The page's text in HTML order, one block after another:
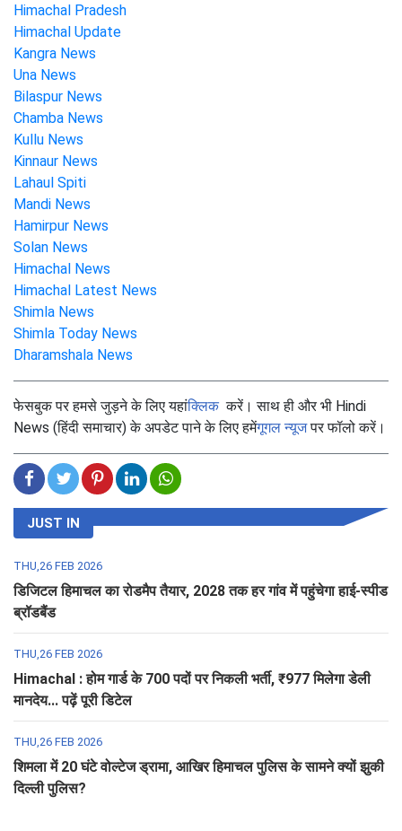
Himachal Pradesh
Himachal Update
Kangra News
Una News
Bilaspur News
Chamba News
Kullu News
Kinnaur News
Lahaul Spiti
Mandi News
Hamirpur News
Solan News
Himachal News
Himachal Latest News
Shimla News
Shimla Today News
Dharamshala News
फेसबुक पर हमसे जुड़ने के लिए यहांक्लिककरें। साथ ही और भी Hindi
News (हिंदी समाचार) के अपडेट पाने के लिए हमेंगूगल न्यूजपर फॉलो करें।
JUST IN
THU,26 FEB 2026
डिजिटल हिमाचल का रोडमैप तैयार, 2028 तक हर गांव में पहुंचेगा हाई-स्पीड
ब्रॉडबैंड
THU,26 FEB 2026
Himachal : होम गार्ड के 700 पदों पर निकली भर्ती, ₹977 मिलेगा डेली
मानदेय... पढ़ें पूरी डिटेल
THU,26 FEB 2026
शिमला में 20 घंटे वोल्टेज ड्रामा, आखिर हिमाचल पुलिस के सामने क्यों झुकी
दिल्ली पुलिस?